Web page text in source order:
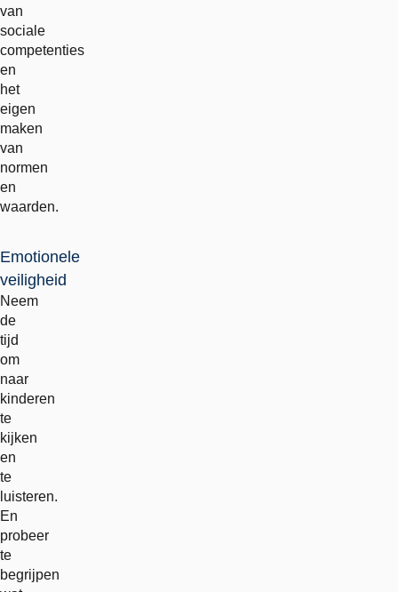
van
sociale
competenties
en
het
eigen
maken
van
normen
en
waarden.
Emotionele
veiligheid
Neem
de
tijd
om
naar
kinderen
te
kijken
en
te
luisteren.
En
probeer
te
begrijpen